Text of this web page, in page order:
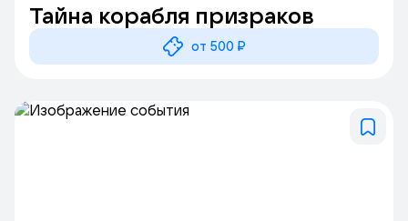
Тайна корабля призраков
от 500 ₽